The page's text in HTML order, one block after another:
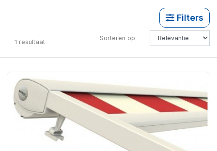
Filters
1 resultaat Sorteren op